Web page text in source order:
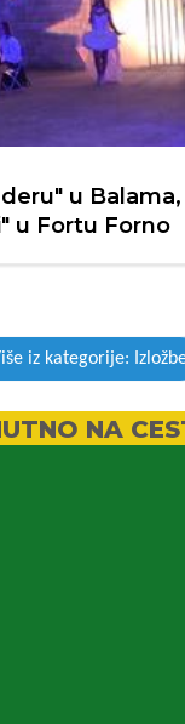
u
u Fortu Forno
iz kategorije:
NA